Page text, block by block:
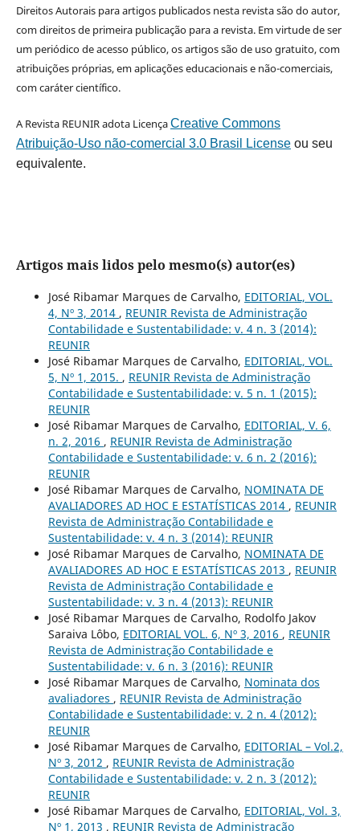
Direitos Autorais para artigos publicados nesta revista são do autor,
com direitos de primeira publicação para a revista. Em virtude de ser
um periódico de acesso público, os artigos são de uso gratuito, com
atribuições próprias, em aplicações educacionais e não-comerciais,
com caráter científico.
A Revista REUNIR adota LicençaCreative Commons
Atribuição-Uso não-comercial 3.0 Brasil Licenseou seu
equivalente.
Artigos mais lidos pelo mesmo(s) autor(es)
José Ribamar Marques de Carvalho, EDITORIAL, VOL.
4, Nº 3, 2014 , REUNIR Revista de Administração
Contabilidade e Sustentabilidade: v. 4 n. 3 (2014):
REUNIR
José Ribamar Marques de Carvalho, EDITORIAL, VOL.
5, Nº 1, 2015. , REUNIR Revista de Administração
Contabilidade e Sustentabilidade: v. 5 n. 1 (2015):
REUNIR
José Ribamar Marques de Carvalho, EDITORIAL, V. 6,
n. 2, 2016 , REUNIR Revista de Administração
Contabilidade e Sustentabilidade: v. 6 n. 2 (2016):
REUNIR
José Ribamar Marques de Carvalho, NOMINATA DE
AVALIADORES AD HOC E ESTATÍSTICAS 2014 , REUNIR
Revista de Administração Contabilidade e
Sustentabilidade: v. 4 n. 3 (2014): REUNIR
José Ribamar Marques de Carvalho, NOMINATA DE
AVALIADORES AD HOC E ESTATÍSTICAS 2013 , REUNIR
Revista de Administração Contabilidade e
Sustentabilidade: v. 3 n. 4 (2013): REUNIR
José Ribamar Marques de Carvalho, Rodolfo Jakov
Saraiva Lôbo, EDITORIAL VOL. 6, Nº 3, 2016 , REUNIR
Revista de Administração Contabilidade e
Sustentabilidade: v. 6 n. 3 (2016): REUNIR
José Ribamar Marques de Carvalho, Nominata dos
avaliadores , REUNIR Revista de Administração
Contabilidade e Sustentabilidade: v. 2 n. 4 (2012):
REUNIR
José Ribamar Marques de Carvalho, EDITORIAL – Vol.2,
Nº 3, 2012 , REUNIR Revista de Administração
Contabilidade e Sustentabilidade: v. 2 n. 3 (2012):
REUNIR
José Ribamar Marques de Carvalho, EDITORIAL, Vol. 3,
Nº 1, 2013 , REUNIR Revista de Administração